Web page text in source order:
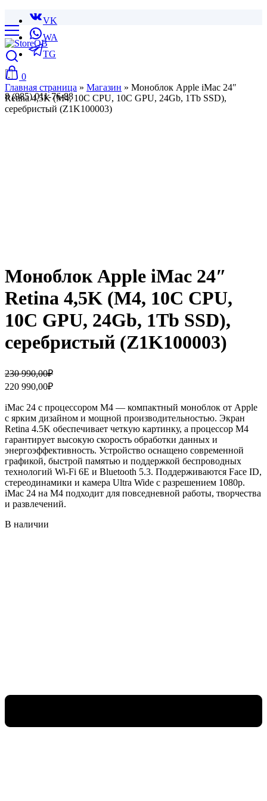
VK
WA
TG
8 (985) 011-76-88
0
Главная страница » Магазин » Моноблок Apple iMac 24″
Retina 4,5K (M4, 10C CPU, 10C GPU, 24Gb, 1Tb SSD),
серебристый (Z1K100003)
Моноблок Apple iMac 24″
Retina 4,5K (M4, 10C CPU,
10C GPU, 24Gb, 1Tb SSD),
серебристый (Z1K100003)
230 990,00₽
Первоначальная
цена
составляла
230
990,00₽.
220 990,00₽
Текущая
цена:
220
990,00₽.
iMac 24 с процессором M4 — компактный моноблок от Apple
с ярким дизайном и мощной производительностью. Экран
Retina 4.5K обеспечивает четкую картинку, а процессор M4
гарантирует высокую скорость обработки данных и
энергоэффективность. Устройство оснащено современной
графикой, быстрой памятью и поддержкой беспроводных
технологий Wi-Fi 6E и Bluetooth 5.3. Поддерживаются Face ID,
стереодинамики и камера Ultra Wide с разрешением 1080p.
iMac 24 на M4 подходит для повседневной работы, творчества
и развлечений.
В наличии